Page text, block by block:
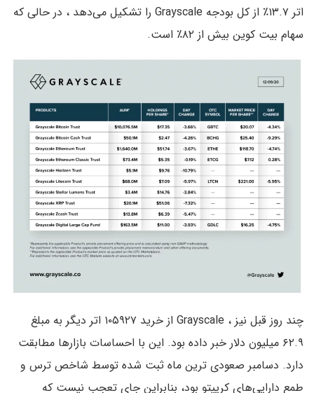
اتر ۱۳.۷٪ از کل بودجه Grayscale را تشکیل می‌دهد ، در حالی که
سهام بیت کوین بیش از ۸۲٪ است.
چند روز قبل نیز ، Grayscale از خرید ۱۰۵۹۲۷ اتر دیگر به مبلغ
۶۲.۹ میلیون دلار خبر داده بود. این با احساسات بازارها مطابقت
دارد. دسامبر صعودی ترین ماه ثبت شده توسط شاخص ترس و
طمع دارایی‌های کریپتو بود، بنابراین جای تعجب نیست که